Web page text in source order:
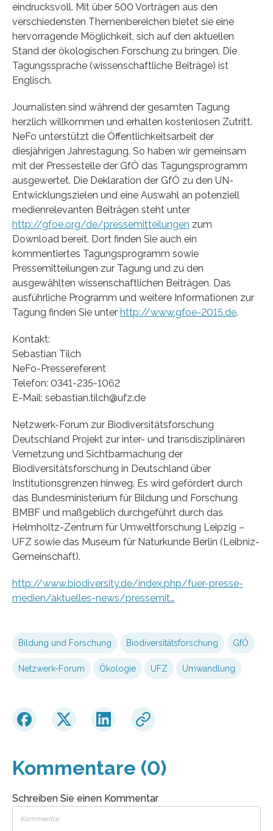
eindrucksvoll. Mit über 500 Vorträgen aus den
verschiedensten Themenbereichen bietet sie eine
hervorragende Möglichkeit, sich auf den aktuellen
Stand der ökologischen Forschung zu bringen. Die
Tagungssprache (wissenschaftliche Beiträge) ist
Englisch.
Journalisten sind während der gesamten Tagung
herzlich willkommen und erhalten kostenlosen Zutritt.
NeFo unterstützt die Öffentlichkeitsarbeit der
diesjährigen Jahrestagung. So haben wir gemeinsam
mit der Pressestelle der GfÖ das Tagungsprogramm
ausgewertet. Die Deklaration der GfÖ zu den UN-
Entwicklungszielen und eine Auswahl an potenziell
medienrelevanten Beiträgen steht unter
http://gfoe.org/de/pressemitteilungen zum
Download bereit. Dort finden Sie auch ein
kommentiertes Tagungsprogramm sowie
Pressemitteilungen zur Tagung und zu den
ausgewählten wissenschaftlichen Beiträgen. Das
ausführliche Programm und weitere Informationen zur
Tagung finden Sie unter http://www.gfoe-2015.de.
Kontakt:
Sebastian Tilch
NeFo-Pressereferent
Telefon: 0341-235-1062
E-Mail: sebastian.tilch@ufz.de
Netzwerk-Forum zur Biodiversitätsforschung
Deutschland Projekt zur inter- und transdisziplinären
Vernetzung und Sichtbarmachung der
Biodiversitätsforschung in Deutschland über
Institutionsgrenzen hinweg. Es wird gefördert durch
das Bundesministerium für Bildung und Forschung
BMBF und maßgeblich durchgeführt durch das
Helmholtz-Zentrum für Umweltforschung Leipzig –
UFZ sowie das Museum für Naturkunde Berlin (Leibniz-
Gemeinschaft).
http://www.biodiversity.de/index.php/fuer-presse-
medien/aktuelles-news/pressemit…
Bildung und Forschung Biodiversitätsforschung GfÖ
Netzwerk-Forum Ökologie UFZ Umwandlung
Kommentare (0)
Schreiben Sie einen Kommentar